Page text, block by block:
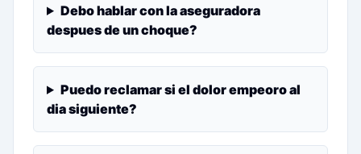
Debo hablar con la aseguradora
despues de un choque?
Puedo reclamar si el dolor empeoro al
dia siguiente?